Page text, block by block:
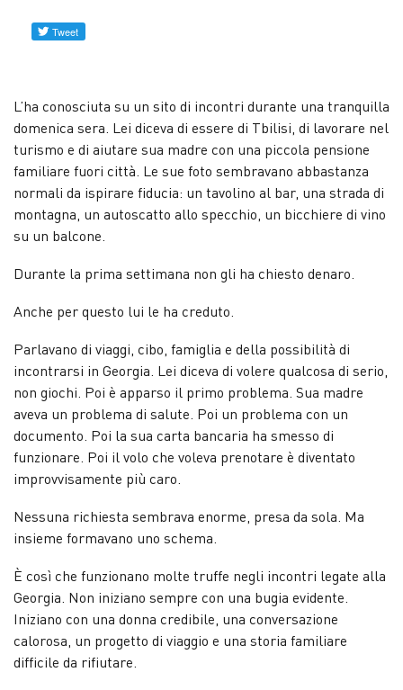
L’ha conosciuta su un sito di incontri durante una tranquilla
domenica sera. Lei diceva di essere di Tbilisi, di lavorare nel
turismo e di aiutare sua madre con una piccola pensione
familiare fuori città. Le sue foto sembravano abbastanza
normali da ispirare fiducia: un tavolino al bar, una strada di
montagna, un autoscatto allo specchio, un bicchiere di vino
su un balcone.
Durante la prima settimana non gli ha chiesto denaro.
Anche per questo lui le ha creduto.
Parlavano di viaggi, cibo, famiglia e della possibilità di
incontrarsi in Georgia. Lei diceva di volere qualcosa di serio,
non giochi. Poi è apparso il primo problema. Sua madre
aveva un problema di salute. Poi un problema con un
documento. Poi la sua carta bancaria ha smesso di
funzionare. Poi il volo che voleva prenotare è diventato
improvvisamente più caro.
Nessuna richiesta sembrava enorme, presa da sola. Ma
insieme formavano uno schema.
È così che funzionano molte truffe negli incontri legate alla
Georgia. Non iniziano sempre con una bugia evidente.
Iniziano con una donna credibile, una conversazione
calorosa, un progetto di viaggio e una storia familiare
difficile da rifiutare.